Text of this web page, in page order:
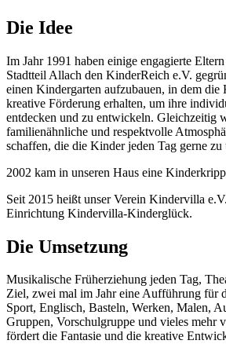
Die Idee
Im Jahr 1991 haben einige engagierte
Stadtteil Allach den KinderReich e.V.
einen Kindergarten aufzubauen, in dem die
kreative Förderung erhalten, um ihre
entdecken und zu entwickeln. Gleichzeitig
familienähnliche und respektvolle
schaffen, die die Kinder jeden Tag gerne zu
2002 kam in unseren Haus eine
Seit 2015 heißt unser Verein Kindervilla
Einrichtung Kindervilla-Kinderglück.
Die Umsetzung
Musikalische Früherziehung jeden Tag,
Ziel, zwei mal im Jahr eine Aufführung für
Sport, Englisch, Basteln, Werken, Malen,
Gruppen, Vorschulgruppe und vieles mehr
fördert die Fantasie und die kreative